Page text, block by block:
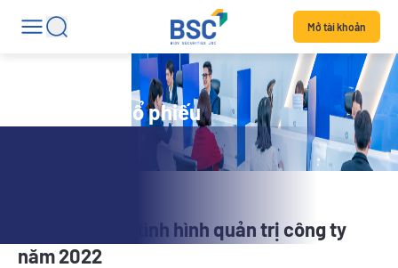
Mở tài khoản
Tin tức mã cổ phiếu
SGR: Báo cáo tình hình quản trị công ty
năm 2022